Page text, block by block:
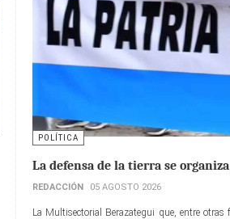
POLÍTICA
La defensa de la tierra se
REDACCIÓN 05 AGOSTO 2026
La Multisectorial Berazategui que, entre